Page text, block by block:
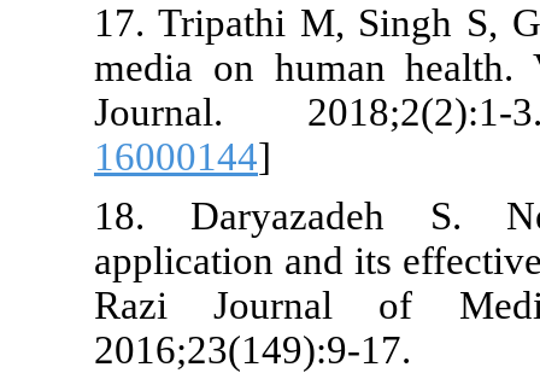
17. Tripathi
media on
Journal.
18.
application
Razi